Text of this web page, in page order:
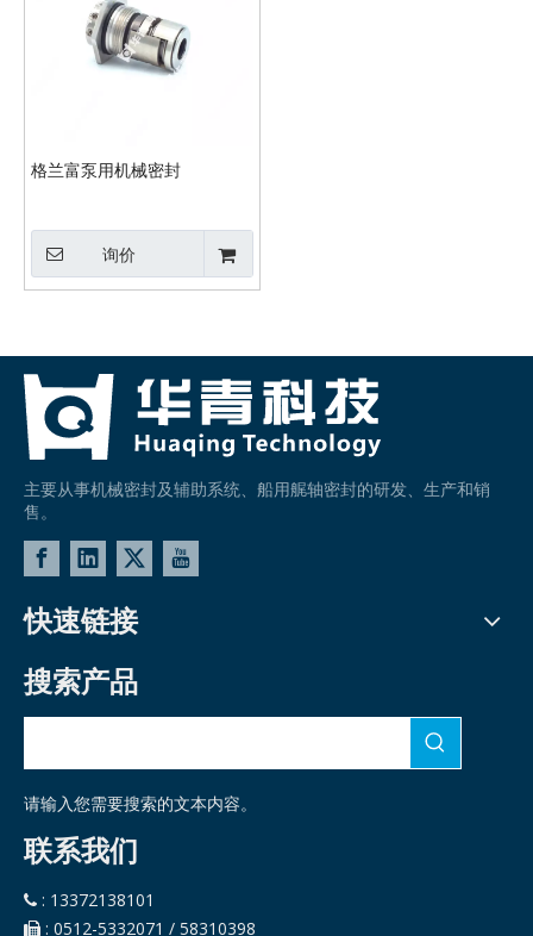
格兰富泵用机械密封
询价
主要从事机械密封及辅助系统、船用艉轴密封的研发、生产和销
售。
快速链接
搜索产品
请输入您需要搜索的文本内容。
联系我们
 : 13372138101
 : 0512-5332071 / 58310398